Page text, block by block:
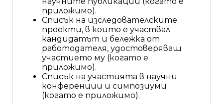
приложимо).
Списък на изследователските
проекти, в които е участвал
кандидатът и бележка от
работодателя, удостоверяващ
участието му (когато е
приложимо).
Списък на участията в научни
конференции и симпозиуми
(когато е приложимо).